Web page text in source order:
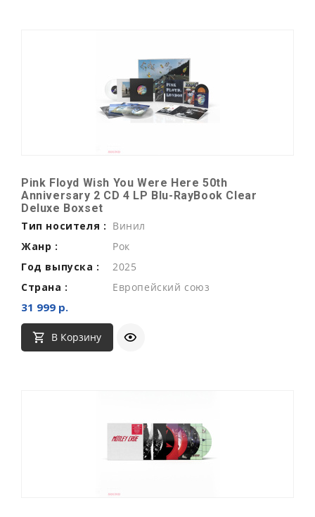
Pink Floyd Wish You Were Here 50th
Anniversary 2 CD 4 LP Blu-RayBook Clear
Deluxe Boxset
Тип носителя : Винил
Жанр :
Рок
Год выпуска :
2025
Страна :
Европейский союз
31 999 р.
В Корзину